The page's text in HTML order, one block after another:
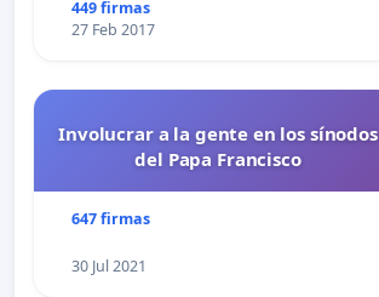
449 firmas
27 Feb 2017
Involucrar a la gente en los sínodos
del Papa Francisco
647 firmas
30 Jul 2021